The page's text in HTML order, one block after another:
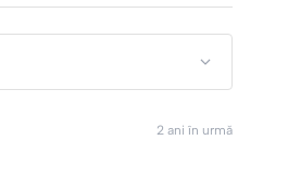
2 ani în urmă